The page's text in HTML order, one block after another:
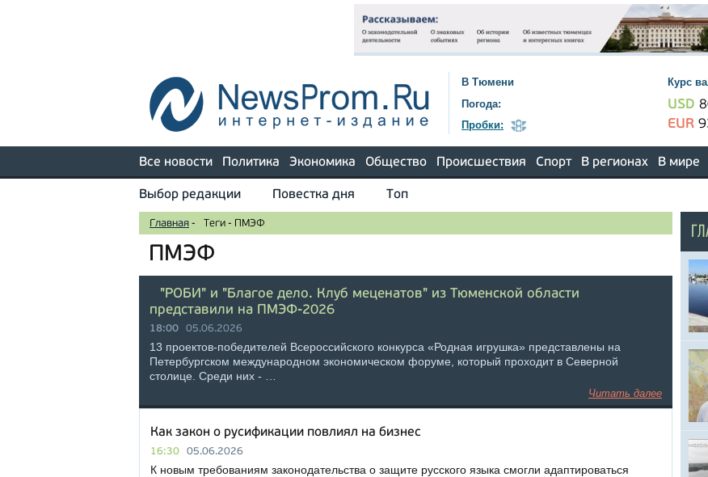
В Тюмени
Погода:
Пробки:
Курс
USD
EUR
Все новости Политика Экономика Общество Происшествия Спорт В регионах В мире
Выбор редакции Повестка дня Топ
Главная - Теги - ПМЭФ
ПМЭФ
"РОБИ" и "Благое дело. Клуб меценатов" из Тюменской области
представили на ПМЭФ-2026
18:00 05.06.2026
13 проектов-победителей Всероссийского конкурса «Родная игрушка» представлены на
Петербургском международном экономическом форуме, который проходит в Северной
столице. Среди них - …
Читать далее
Как закон о русификации повлиял на бизнес
16:30 05.06.2026
К новым требованиям законодательства о защите русского языка смогли адаптироваться